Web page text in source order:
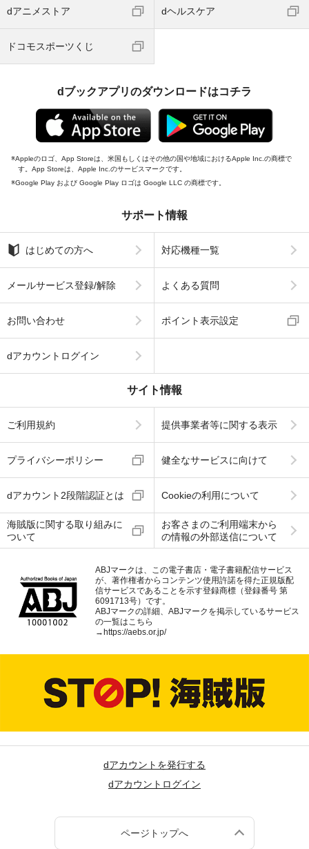
dアニメストア dヘルスケア
ドコモスポーツくじ
dブックアプリのダウンロードはコチラ
Appleのロゴ、App Storeは、米国もしくはその他の国や地域におけるApple Inc.の商標で
す。App Storeは、Apple Inc.のサービスマークです。
Google Play および Google Play ロゴは Google LLC の商標です。
サポート情報
はじめての方へ 対応機種一覧
メールサービス登録/解除 よくある質問
お問い合わせ ポイント表示設定
dアカウントログイン
サイト情報
ご利用規約 提供事業者等に関する表示
プライバシーポリシー 健全なサービスに向けて
dアカウント2段階認証とは Cookieの利用について
海賊版に関する取り組みに
ついて
お客さまのご利用端末から
の情報の外部送信について
ABJマークは、この電子書店・電子書籍配信サービス
が、著作権者からコンテンツ使用許諾を得た正規版配
信サービスであることを示す登録商標（登録番号 第
6091713号）です。
ABJマークの詳細、ABJマークを掲示しているサービス
の一覧はこちら
→https://aebs.or.jp/
dアカウントを発行する
dアカウントログイン
ページトップへ